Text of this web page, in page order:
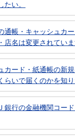
たい。
通帳・キャッシュカ
店名は変更されていま
カード・紙通帳の新
らいで届くのかを知り
銀行の金融機関コー